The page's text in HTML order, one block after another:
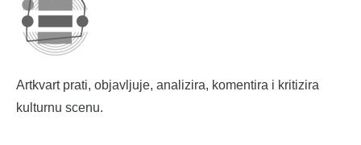
Artkvart prati, objavljuje, analizira, komentira i kritizira
kulturnu scenu.